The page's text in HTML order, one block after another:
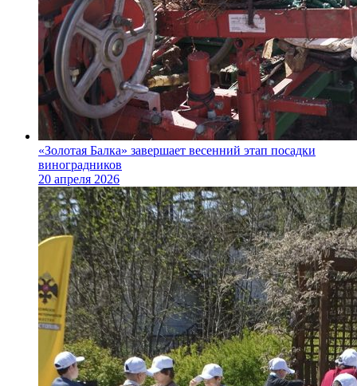
«Золотая Балка» завершает весенний этап посадки
виноградников
20 апреля 2026